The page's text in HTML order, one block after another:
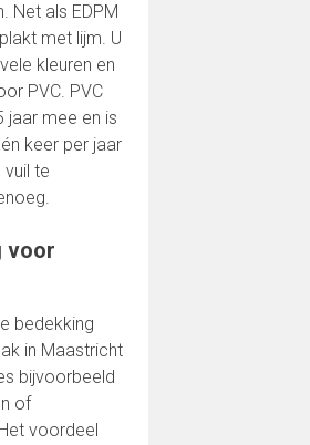
Net als EDPM
met lijm. U
kleuren en
PVC. PVC
jaar mee en is
keer per jaar
te
voor
bedekking
in Maastricht
bijvoorbeeld
of
voordeel